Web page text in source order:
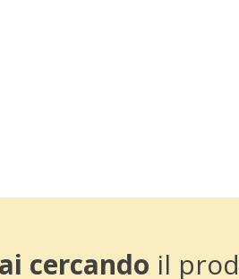
cercando il